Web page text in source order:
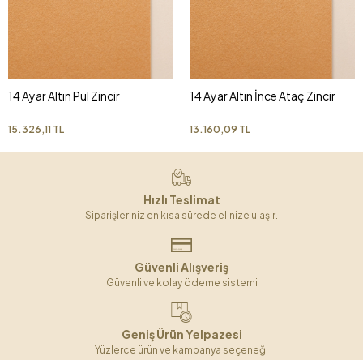
14 Ayar Altın Pul Zincir
15.326,11 TL
14 Ayar Altın İnce Ataç Zincir
13.160,09 TL
Hızlı Teslimat
Siparişleriniz en kısa sürede elinize ulaşır.
Güvenli Alışveriş
Güvenli ve kolay ödeme sistemi
Geniş Ürün Yelpazesi
Yüzlerce ürün ve kampanya seçeneği